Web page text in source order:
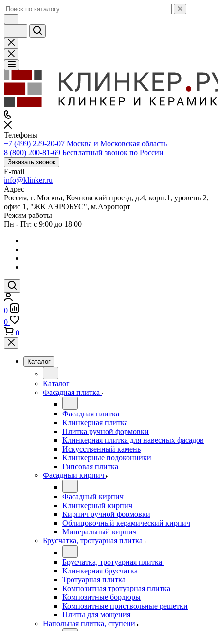
Телефоны
+7 (499) 229-20-07 Москва и Московская область
8 (800) 200-81-69 Бесплатный звонок по России
Заказать звонок
E-mail
info@klinker.ru
Адрес
Россия, г. Москва, Кочновский проезд, д.4, корп.1, уровень 2,
офис 1, "ЖК АЭРОБУС", м.Аэропорт
Режим работы
Пн - Пт: с 9:00 до 18:00
0
0
0
Каталог
Каталог
Фасадная плитка
Фасадная плитка
Клинкерная плитка
Плитка ручной формовки
Клинкерная плитка для навесных фасадов
Искусственный камень
Клинкерные подоконники
Гипсовая плитка
Фасадный кирпич
Фасадный кирпич
Клинкерный кирпич
Кирпич ручной формовки
Облицовочный керамический кирпич
Минеральный кирпич
Брусчатка, тротуарная плитка
Брусчатка, тротуарная плитка
Клинкерная брусчатка
Тротуарная плитка
Композитная тротуарная плитка
Композитные бордюры
Композитные приствольные решетки
Плиты для мощения
Напольная плитка, ступени